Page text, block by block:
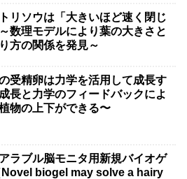
リソウは「大きいほど速く閉じ
数理モデルにより葉の大きさと
方の関係を発見～
受精卵は力学を活用して成長す
長と力学のフィードバックによ
物の上下ができる〜
ラブル脳モニタ用新規バイオゲ
Novel biogel may solve a hairy